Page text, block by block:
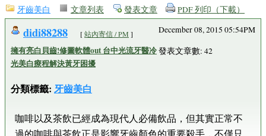
牙齒美白 文章列表 發表文章 PDF 列印（下載）
didi88288 [站內寄信 / PM ]
擁有亮白貝齒!修圖軟體out 台中光流牙醫冷
光美白療程解決黃牙困擾
分類標籤: 牙齒美白
December 08, 2015 05:54PM
發表文章數: 42
咖啡以及茶飲已經成為現代人必備飲品，但其實正常不
過的咖啡與茶飲正是影響牙齒顏色的重要殺手，不僅只